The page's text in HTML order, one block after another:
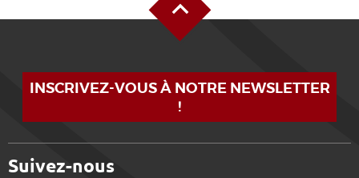
INSCRIVEZ-VOUS À NOTRE NEWSLETTER
!
Suivez-nous